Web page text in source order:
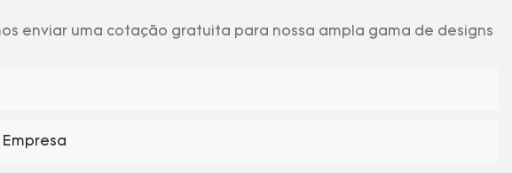
enviar uma cotação gratuita para nossa ampla gama de designs
Empresa